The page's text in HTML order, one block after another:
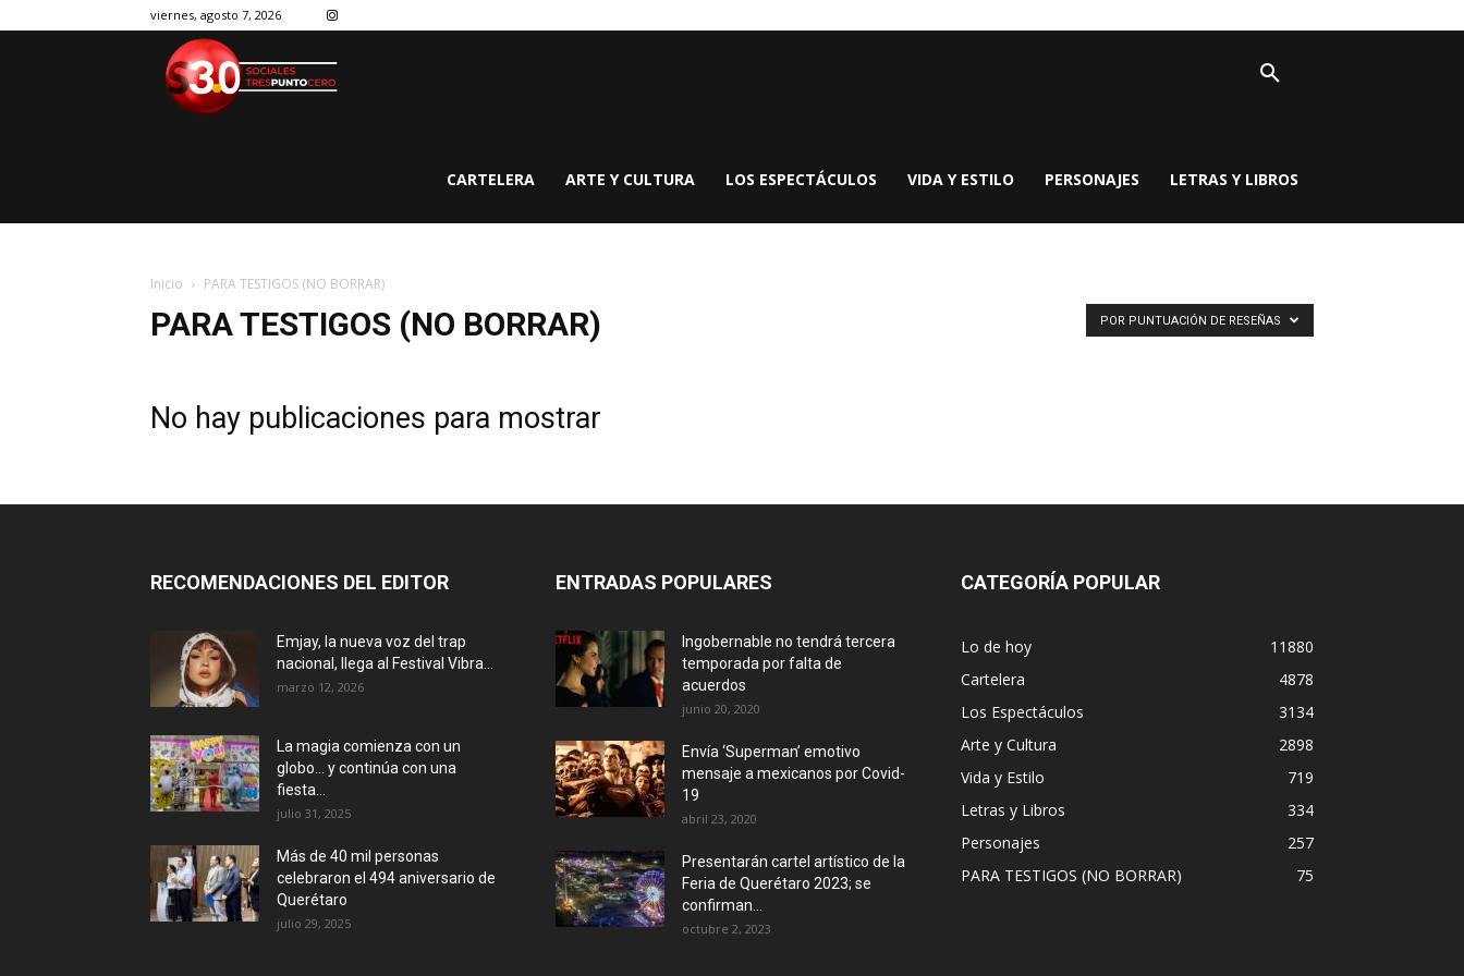
viernes, agosto 7, 2026
CARTELERA ARTE Y CULTURA LOS ESPECTÁCULOS VIDA Y ESTILO PERSONAJES LETRAS Y LIBROS
Inicio PARA TESTIGOS (NO BORRAR)
PARA TESTIGOS (NO BORRAR) POR PUNTUACIÓN DE RESEÑAS
No hay publicaciones para mostrar
RECOMENDACIONES DEL EDITOR
Emjay, la nueva voz del trap
nacional, llega al Festival Vibra...
marzo 12, 2026
La magia comienza con un
globo… y continúa con una
fiesta...
julio 31, 2025
Más de 40 mil personas
celebraron el 494 aniversario de
Querétaro
julio 29, 2025
ENTRADAS POPULARES
Ingobernable no tendrá tercera
temporada por falta de
acuerdos
junio 20, 2020
Envía ‘Superman’ emotivo
mensaje a mexicanos por Covid-
19
abril 23, 2020
Presentarán cartel artístico de la
Feria de Querétaro 2023; se
confirman...
octubre 2, 2023
CATEGORÍA POPULAR
Lo de hoy
11880
Cartelera
4878
Los Espectáculos
3134
Arte y Cultura
2898
Vida y Estilo
719
Letras y Libros
334
Personajes
257
PARA TESTIGOS (NO BORRAR)
75